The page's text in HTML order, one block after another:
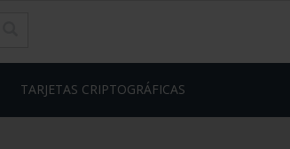
TARJETAS CRIPTOGRÁFICAS